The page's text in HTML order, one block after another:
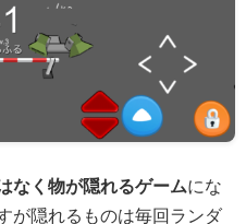
なく物が隠れるゲームにな
が隠れるものは毎回ランダ